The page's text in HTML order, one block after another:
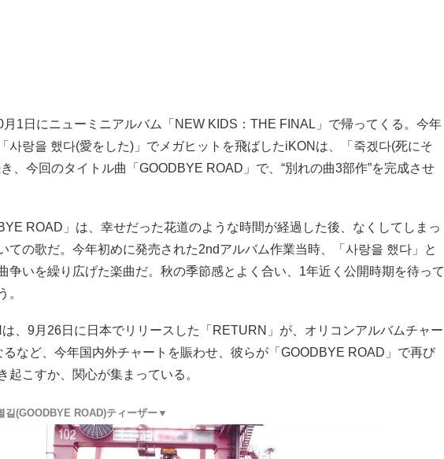
月1日にニューミニアルバム「NEW KIDS：THE FINAL」で帰ってくる。今年
사랑을 했다(愛をした)」でメガヒットを飛ばしたiKONは、「죽겠다(死にそ
、今回のタイトル曲「GOODBYE ROAD」で、“別れの曲3部作”を完成させ
ROAD」は、幸せだった花道のような時間が経過した後、なくしてしまっ
ての歌だ。今年初めに発売された2ndアルバム作業当時、「사랑을 했다」と
争いを繰り広げた楽曲だ。秋の季節感とよく合い、1年近く公開時期を待って
。
、9月26日に日本でリリースした「RETURN」が、オリコンアルバムチャー
るなど、今年国内外チャートを賑わせ、彼らが「GOODBYE ROAD」で再び
起こすか、関心が集まっている。
길(GOODBYE ROAD)ティーザー▼